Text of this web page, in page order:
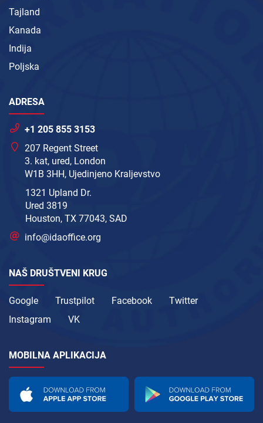
Tajland
Kanada
Indija
Poljska
ADRESA
+1 205 855 3153
207 Regent Street
3. kat, ured, London
W1B 3HH, Ujedinjeno Kraljevstvo
1321 Upland Dr.
Ured 3819
Houston, TX 77043, SAD
info@idaoffice.org
NAŠ DRUŠTVENI KRUG
Google Trustpilot Facebook
Twitter
Instagram
VK
MOBILNA APLIKACIJA